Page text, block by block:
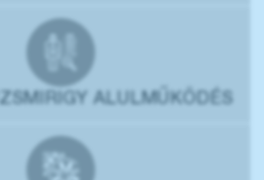
ALULMŰKÖDÉS